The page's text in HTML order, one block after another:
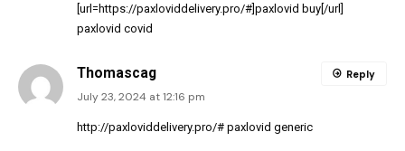
[url=https://paxloviddelivery.pro/#]paxlovid buy[/url]
paxlovid covid
Thomascag
July 23, 2024 at 12:16 pm
http://paxloviddelivery.pro/# paxlovid generic
Reply